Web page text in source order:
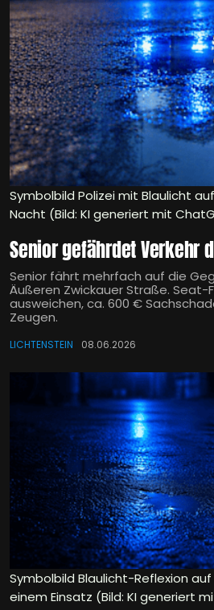
Symbolbild Polizei mit Blaulicht
Nacht (Bild: KI generiert mit
Senior gefährdet Verkehr
Senior fährt mehrfach auf die
Äußeren Zwickauer Straße. Seat-
ausweichen, ca. 600 €
Zeugen.
LICHTENSTEIN 08.06.2026
Symbolbild Blaulicht-Reflexion
einem Einsatz (Bild: KI generiert